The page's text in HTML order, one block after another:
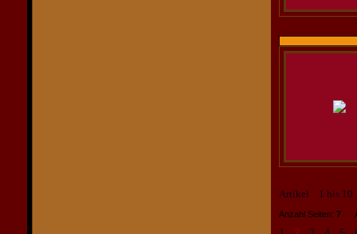
Artikel 1 bis
Anzahl Seiten: 7